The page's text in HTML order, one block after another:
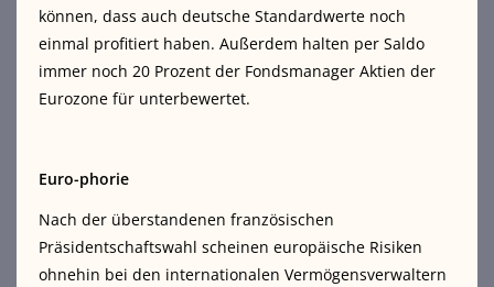
können, dass auch deutsche Standardwerte noch
einmal profitiert haben. Außerdem halten per Saldo
immer noch 20 Prozent der Fondsmanager Aktien der
Eurozone für unterbewertet.
Euro-phorie
Nach der überstandenen französischen
Präsidentschaftswahl scheinen europäische Risiken
ohnehin bei den internationalen Vermögensverwaltern